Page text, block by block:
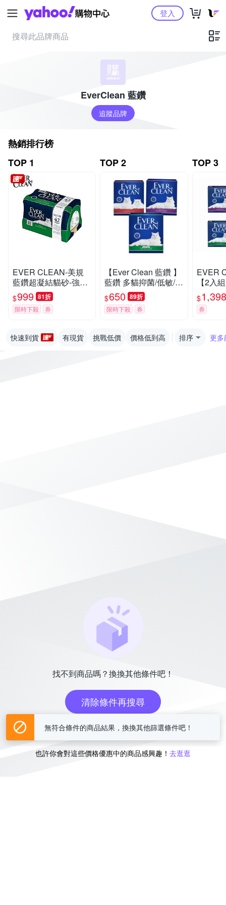
Yahoo購物中心登入
EverClean 藍鑽
追蹤品牌
熱銷排行榜
TOP 1
EVER CLEAN-美規
藍鑽超凝結貓砂-強效
低敏結塊貓砂 42LB(1
9kg)=綠標★
$999 81折
限時下殺 券
TOP 2
【Ever Clean 藍鑽 】
藍鑽 多貓抑菌/低敏/除
臭貓砂8.5kg -( 除臭/
抑味/ 凝結/長效淨味2
1天)
$650 89折
限時下殺 券
TOP 3
EVER
【2入
抑菌/
$1,398
券
快速到貨 有現貨 挑戰低價 價格低到高 排序 更多
找不到商品嗎？換換其他條件吧！
清除條件再搜尋
或
也許你會對這些價格優惠中的商品感興趣！ 去逛逛
無符合條件的商品結果，換換其他篩選條件吧！